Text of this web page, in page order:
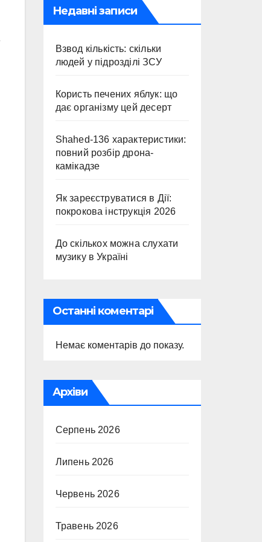
Недавні записи
Взвод кількість: скільки
людей у підрозділі ЗСУ
Користь печених яблук: що
дає організму цей десерт
Shahed-136 характеристики:
повний розбір дрона-
камікадзе
Як зареєструватися в Дії:
покрокова інструкція 2026
До скількох можна слухати
музику в Україні
Останні коментарі
Немає коментарів до показу.
Архіви
Серпень 2026
Липень 2026
Червень 2026
Травень 2026